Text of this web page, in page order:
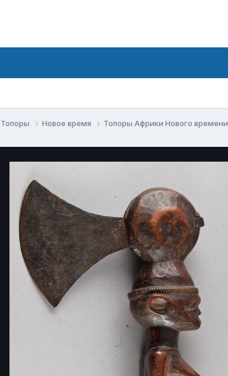
Топоры Новое время Топоры Африки Нового времени